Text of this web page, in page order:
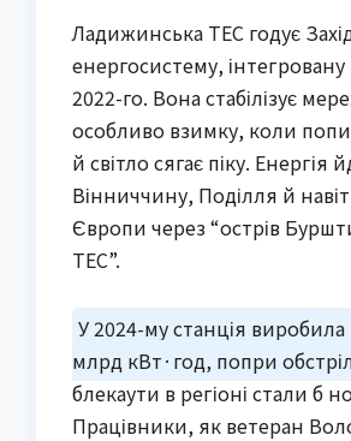
Ладижинська ТЕС годує
енергосистему, інтегровану
2022-го. Вона стабілізує
особливо взимку, коли
й світло сягає піку. Енергія
Вінниччину, Поділля й
Європи через “острів
ТЕС”.
У 2024-му станція
млрд кВт·год, попри
блекаути в регіоні стали б
Працівники, як ветеран